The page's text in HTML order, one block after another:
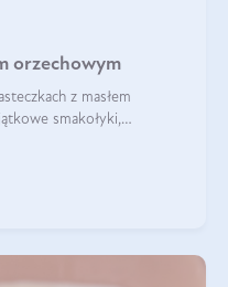
orzechowym
z masłem
smakołyki,